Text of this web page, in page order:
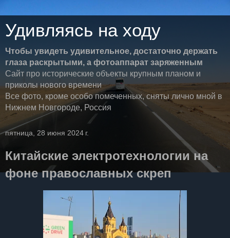
Удивляясь на ходу
Чтобы увидеть удивительное, достаточно держать
глаза раскрытыми, а фотоаппарат заряженным
Сайт про исторические объекты крупным планом и
приколы нового времени
Все фото, кроме особо помеченных, сняты лично мной в
Нижнем Новгороде, Россия
пятница, 28 июня 2024 г.
Китайские электротехнологии на
фоне православных скреп